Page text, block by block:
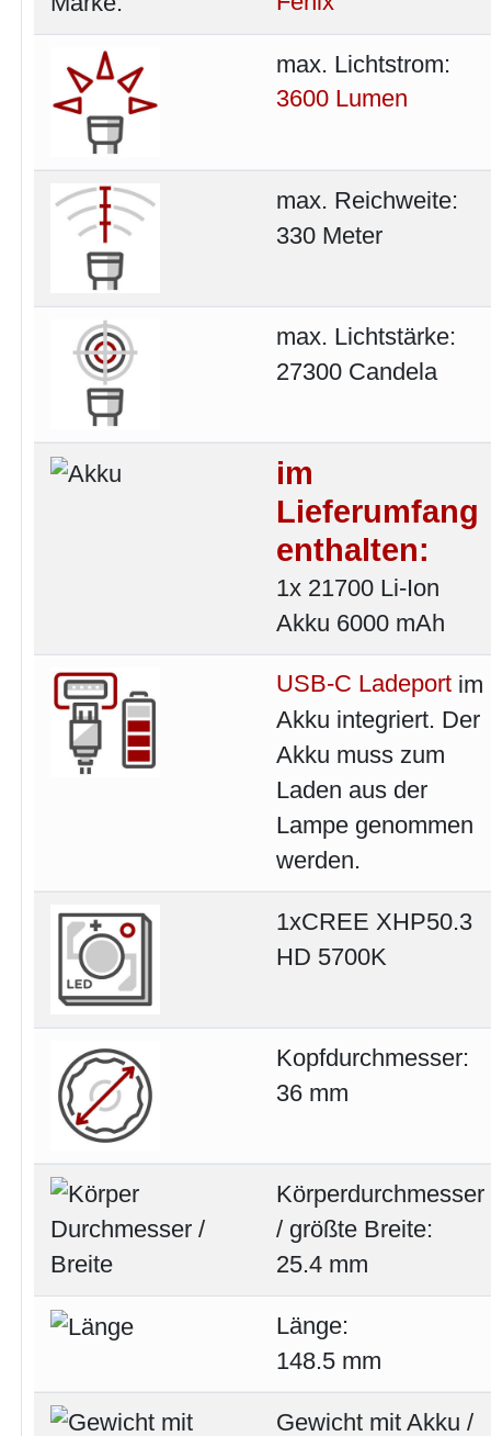
max. Lichtstrom:
3600 Lumen
max. Reichweite:
330 Meter
max. Lichtstärke:
27300 Candela
im
Lieferumfang
enthalten:
1x 21700 Li-Ion
Akku 6000 mAh
USB-C Ladeportim
Akku integriert. Der
Akku muss zum
Laden aus der
Lampe genommen
werden.
1xCREE XHP50.3
HD 5700K
Kopfdurchmesser:
36 mm
Körperdurchmesser
/ größte Breite:
25.4 mm
Länge:
148.5 mm
Gewicht mit Akku /